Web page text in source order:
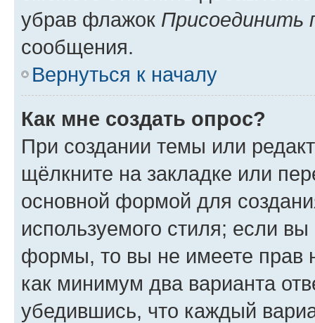
убрав флажок Присоединить
сообщения.
Вернуться к началу
Как мне создать опрос?
При создании темы или
щёлкните на закладке или
основной формой для
используемого стиля; если
формы, то вы не имеете прав
как минимум два варианта
убедившись, что каждый